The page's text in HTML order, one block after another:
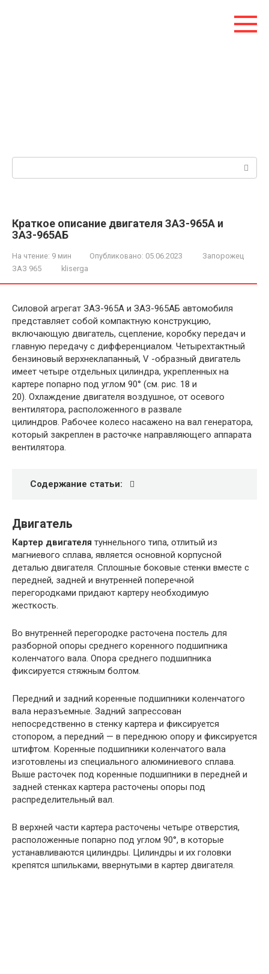
Краткое описание двигателя ЗАЗ-965А и
ЗАЗ-965АБ
На чтение: 9 мин Опубликовано: 05.06.2023
Запорожец
ЗАЗ 965
kliserga
Силовой агрегат ЗАЗ-965А и ЗАЗ-965АБ автомобиля
представляет собой компактную конструкцию,
включающую двигатель, сцепление, коробку передач и
главную передачу с дифференциалом. Четырехтактный
бензиновый верхнеклапанный, V -образный двигатель
имеет четыре отдельных цилиндра, укрепленных на
картере попарно под углом 90° (см. рис. 18 и
20). Охлаждение двигателя воздушное, от осевого
вентилятора, расположенного в развале
цилиндров. Рабочее колесо насажено на вал генератора,
который закреплен в расточке направляющего аппарата
вентилятора.
Содержание статьи:
Двигатель
Картер двигателя туннельного типа, отлитый из
магниевого сплава, является основной корпусной
деталью двигателя. Сплошные боковые стенки вместе с
передней, задней и внутренней поперечной
перегородками придают картеру необходимую
жесткость.
Во внутренней перегородке расточена постель для
разборной опоры среднего коренного подшипника
коленчатого вала. Опора среднего подшипника
фиксируется стяжным болтом.
Передний и задний коренные подшипники коленчатого
вала неразъемные. Задний запрессован
непосредственно в стенку картера и фиксируется
стопором, а передний — в переднюю опору и фиксируется
штифтом. Коренные подшипники коленчатого вала
изготовлены из специального алюминиевого сплава.
Выше расточек под коренные подшипники в передней и
задней стенках картера расточены опоры под
распределительный вал.
В верхней части картера расточены четыре отверстия,
расположенные попарно под углом 90°, в которые
устанавливаются цилиндры. Цилиндры и их головки
крепятся шпильками, ввернутыми в картер двигателя.